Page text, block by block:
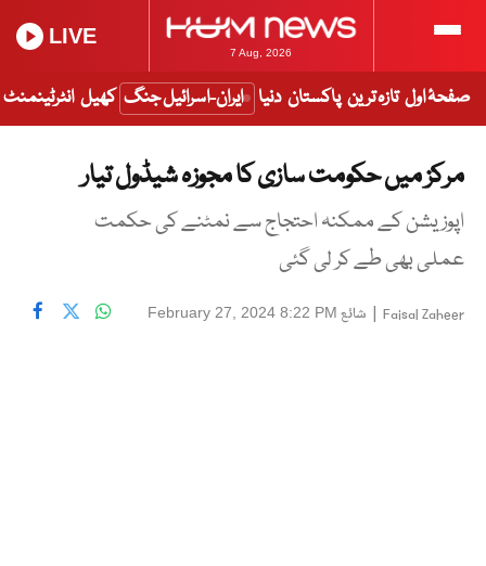
7 Aug, 2026
LIVE
صفحۂ اول تازہ ترین پاکستان دنیا ایران-اسرائیل جنگ کھیل انٹرٹینمنٹ
مرکز میں حکومت سازی کا مجوزہ شیڈول تیار
اپوزیشن کے ممکنہ احتجاج سے نمٹنے کی حکمت
عملی بھی طے کر لی گئی
Faisal Zaheer
| شائع February 27, 2024 8:22 PM